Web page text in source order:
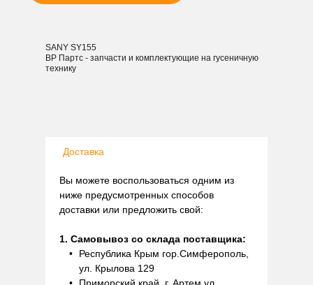
SANY SY155
ВР Партс - запчасти и комплектующие на гусеничную
технику
Доставка
Вы можете воспользоваться одним из
ниже предусмотренных способов
доставки или предложить свой:
1. Самовывоз со склада поставщика:
Республика Крым гор.Симферополь,
ул. Крылова 129